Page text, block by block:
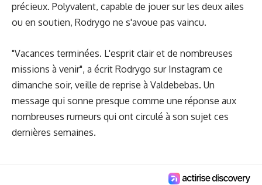
précieux. Polyvalent, capable de jouer sur les deux ailes
ou en soutien, Rodrygo ne s'avoue pas vaincu.
"Vacances terminées. L'esprit clair et de nombreuses
missions à venir", a écrit Rodrygo sur Instagram ce
dimanche soir, veille de reprise à Valdebebas. Un
message qui sonne presque comme une réponse aux
nombreuses rumeurs qui ont circulé à son sujet ces
dernières semaines.